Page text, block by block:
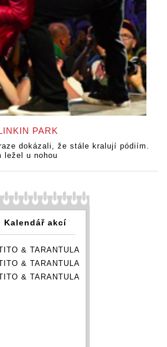
PARK
dokázali, že stále kralují pódiím.
ležel u nohou
Kalendář akcí
& TARANTULA
& TARANTULA
& TARANTULA